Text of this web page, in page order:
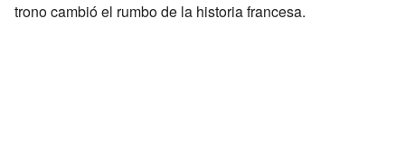
trono cambió el rumbo de la historia francesa.